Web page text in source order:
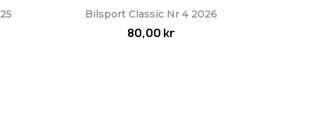
Snabbvy
Bilsport Classic Nr 4 2026
80,00 kr